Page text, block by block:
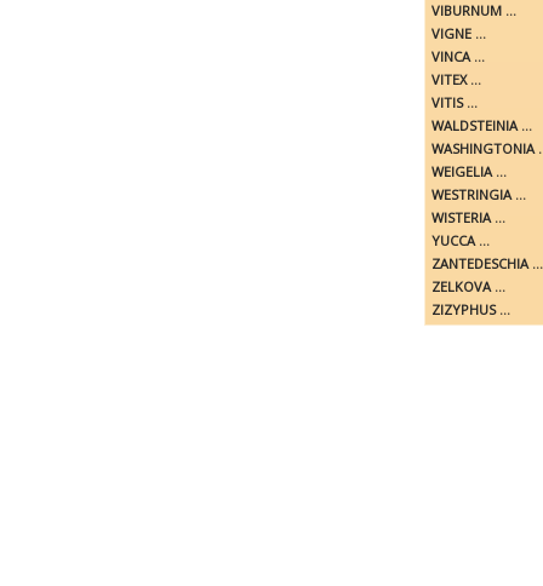
VIBURNUM ...
VIGNE ...
VINCA ...
VITEX ...
VITIS ...
WALDSTEINIA ...
WASHINGTONIA
WEIGELIA ...
WESTRINGIA ...
WISTERIA ...
YUCCA ...
ZANTEDESCHIA ...
ZELKOVA ...
ZIZYPHUS ...